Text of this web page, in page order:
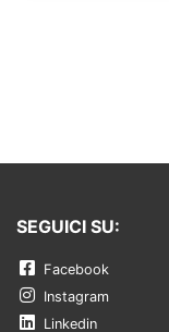
SEGUICI SU:
Facebook
Instagram
Linkedin